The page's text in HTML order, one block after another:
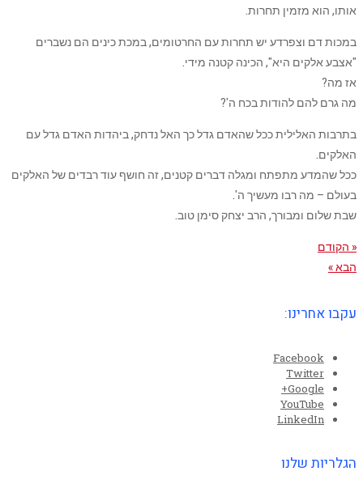
אותו, הוא מזמין תחרות.
במכות דם וצפרדע יש תחרות עם החרטומים, במכת כינים הם נשברים
"אצבע אלקים היא", הכינה קטנה מידי.
אז מה?
מה גרם להם להודות בכח ה'?
בתרבות האלילית ככל שהאדם גדל כך האל נדחק, ביהדות האדם גדל עם
האלקים.
ככל שהמדע מתפתח ומגלה דברים קטנים, זה חושף עוד רבדים של האלקים
בעולם – מה רבו מעשיך ה'.
שבת שלום ומבורך, הרב יצחק סימן טוב.
« הקודם
הבא »
עקבו אחרינו:
Facebook
Twitter
Google+
YouTube
LinkedIn
הגלריות שלנו